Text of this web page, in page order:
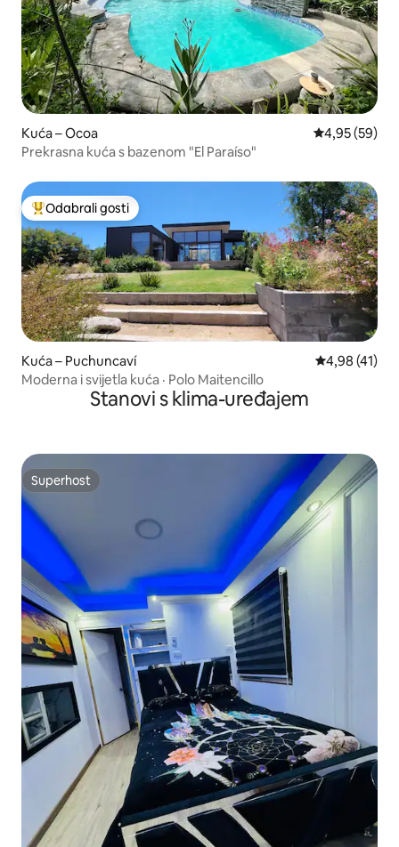
Kuća – Ocoa Prosječna
4,95 (59)
Prekrasna kuća s bazenom "El Paraíso"
Među najviše rangiranima s oznakom „Odabrali gosti”
Odabrali gosti
Kuća – Puchuncaví Prosječna
4,98 (41)
Moderna i svijetla kuća · Polo Maitencillo
Stanovi s klima-uređajem
Superhost
Superhost